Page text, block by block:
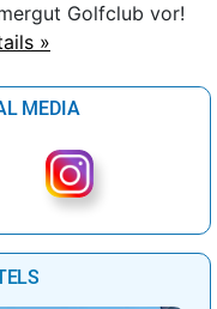
Golfclub vor!
»
MEDIA